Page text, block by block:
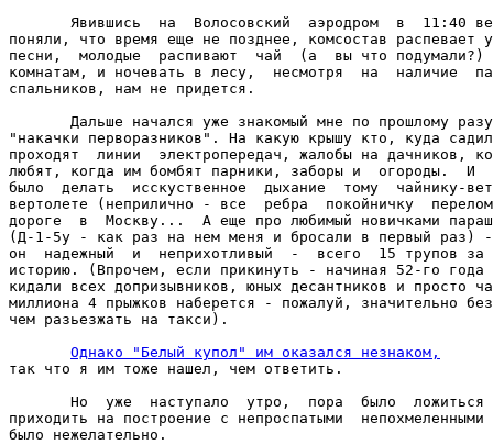
Явившись  на  Волосовский  аэродром  в  11:40
поняли, что время еще не позднее, комсостав распевает
песни,  молодые  распивают  чай  (а  вы что подумали?)
комнатам, и ночевать в лесу,  несмотря  на  наличие
спальников, нам не придется.
Дальше начался уже знакомый мне по прошлому
"накачки перворазников". На какую крышу кто, куда
проходят  линии  электропередач, жалобы на дачников,
любят, когда им бомбят парники, заборы и  огороды.  И
было  делать  исскуственное  дыхание  тому  чайнику-
вертолете (неприлично - все  ребра  покойничку
дороге  в  Москву...  А еще про любимый новичками
(Д-1-5у - как раз на нем меня и бросали в первый раз)
он  надежный  и  неприхотливый  -  всего  15 трупов за
историю. (Впрочем, если прикинуть - начиная 52-го
кидали всех допризывников, юных десантников и просто
миллиона 4 прыжков наберется - пожалуй, значительно
чем разьезжать на такси).
Однако "Белый купол" им оказался незнаком,
так что я им тоже нашел, чем ответить.
Но  уже  наступало  утро,  пора  было  ложиться
приходить на построение с непроспатыми  непохмеленными
было нежелательно.